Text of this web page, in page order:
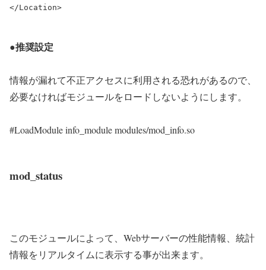
●推奨設定
情報が漏れて不正アクセスに利用される恐れがあるので、
必要なければモジュールをロードしないようにします。
#LoadModule info_module modules/mod_info.so
mod_status
このモジュールによって、Webサーバーの性能情報、統計
情報をリアルタイムに表示する事が出来ます。